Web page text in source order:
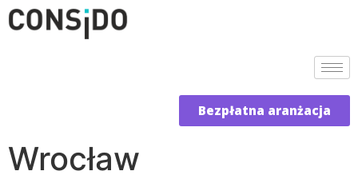
Bezpłatna aranżacja
Wrocław